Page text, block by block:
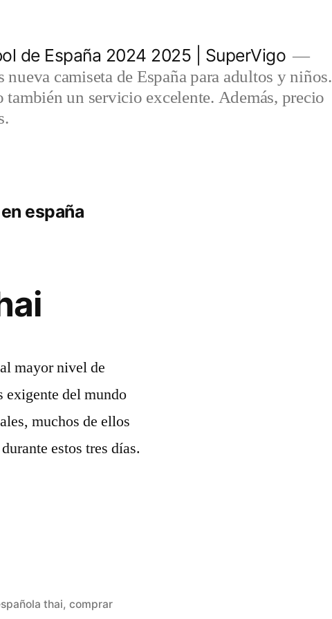
de España 2024 2025 | SuperVigo
camiseta de España para adultos y niños.
un servicio excelente. Además, precio
españa
mayor nivel de
exigente del mundo
muchos de ellos
estos tres días.
thai,comprar